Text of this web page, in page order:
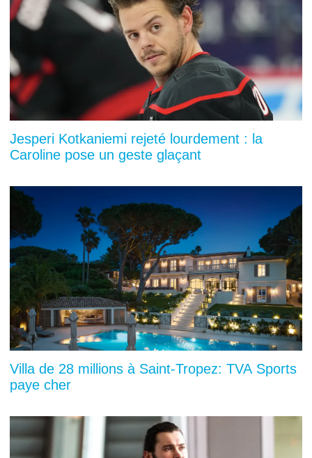
Jesperi Kotkaniemi rejeté lourdement : la
Caroline pose un geste glaçant
Villa de 28 millions à Saint-Tropez: TVA Sports
paye cher